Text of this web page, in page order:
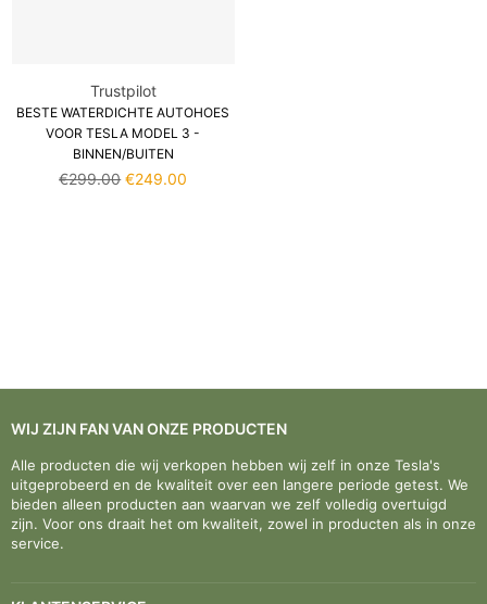
Trustpilot
BESTE WATERDICHTE AUTOHOES
VOOR TESLA MODEL 3 -
BINNEN/BUITEN
Normale
€299.00 €249.00
WIJ ZIJN FAN VAN ONZE PRODUCTEN
Alle producten die wij verkopen hebben wij zelf in onze Tesla's
uitgeprobeerd en de kwaliteit over een langere periode getest. We
bieden alleen producten aan waarvan we zelf volledig overtuigd
zijn. Voor ons draait het om kwaliteit, zowel in producten als in onze
service.